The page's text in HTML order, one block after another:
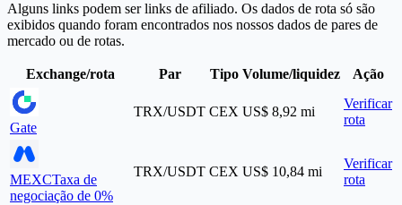
Alguns links podem ser links de afiliado. Os dados de rota só são
exibidos quando foram encontrados nos nossos dados de pares de
mercado ou de rotas.
Exchange/rota Par Tipo Volume/liquidez Ação
Gate
TRX/USDT CEX US$ 8,92 mi
Verificar
rota
MEXCTaxa de
negociação de 0%
TRX/USDT CEX US$ 10,84 mi
Verificar
rota